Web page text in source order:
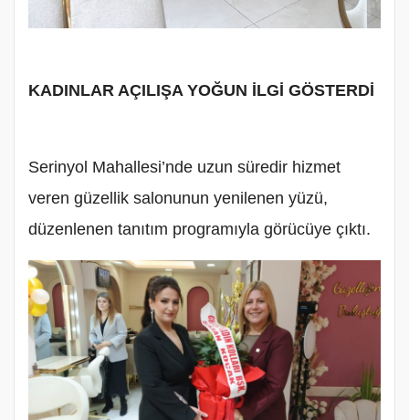
KADINLAR AÇILIŞA YOĞUN İLGİ GÖSTERDİ
Serinyol Mahallesi’nde uzun süredir hizmet
veren güzellik salonunun yenilenen yüzü,
düzenlenen tanıtım programıyla görücüye çıktı.